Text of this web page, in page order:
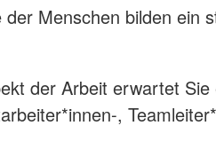
Menschen bilden ein
der Arbeit erwartet Sie
,